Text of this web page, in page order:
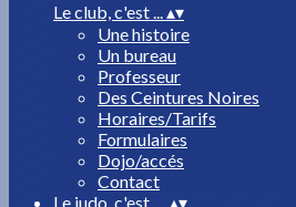
Le club, c'est ...▴▾
Une histoire
Un bureau
Professeur
Des Ceintures Noires
Horaires/Tarifs
Formulaires
Dojo/accés
Contact
Le judo, c'est ....▴▾